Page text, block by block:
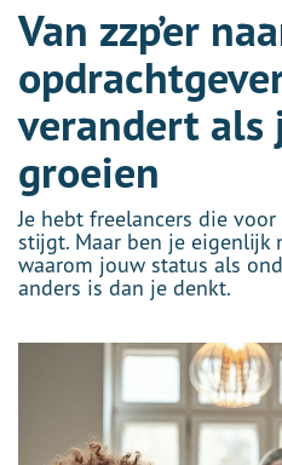
Van zzp’er
verandert als
groeien
Je hebt freelancers die
stijgt. Maar ben je eigenlijk
waarom jouw status als
anders is dan je denkt.